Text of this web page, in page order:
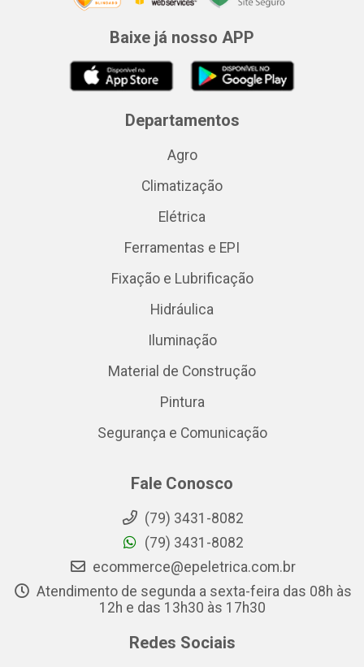
Baixe já nosso APP
Departamentos
Agro
Climatização
Elétrica
Ferramentas e EPI
Fixação e Lubrificação
Hidráulica
Iluminação
Material de Construção
Pintura
Segurança e Comunicação
Fale Conosco
(79) 3431-8082
(79) 3431-8082
ecommerce@epeletrica.com.br
Atendimento de segunda a sexta-feira das 08h às
12h e das 13h30 às 17h30
Redes Sociais